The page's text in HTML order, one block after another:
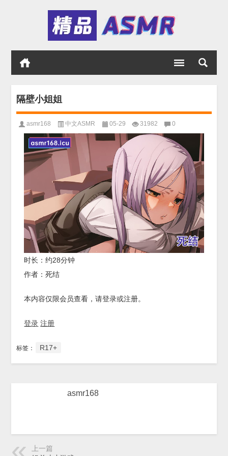
隔壁小姐姐
asmr168 中文ASMR 05-29 31982 0
时长：约28分钟
作者：死结
本内容仅限会员查看，请登录或注册。
登录 注册
标签： R17+
asmr168
上一篇